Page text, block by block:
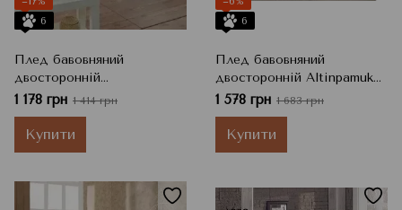
6
Плед бавовняний
двосторонній
ALTINPAMUK 1611А,
Бежевий, Полуторний,
150x200 см
1 178 грн 1 414 грн
Купити
6
Плед бавовняний
двосторонній Altinpamuk
16020, Бежевий,
Полуторний, 150x200 см
1 578 грн 1 683 грн
Купити